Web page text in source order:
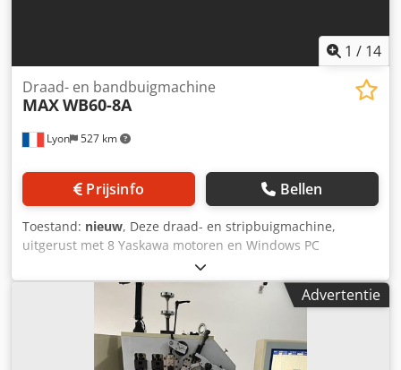
1 / 14
Lyon 527 km
Draad- en bandbuigmachine
MAXWB60-8A
Prijsinfo Bellen
Toestand: nieuw, Deze draad- en stripbuigmachine,
uitgerust met 8 Yaskawa motoren en Windows PC
numerieke besturing, is perfect voor het maken van grote
onderdelen in 2D of 3D. De voordelen van deze apparatuur
zijn onder andere lage gereedschapskosten, eenvoudige
programmering, lage onderhoudskosten, betrouwbaarheid
en dimensionale herhaalbaarheid van de geproduceerde
onderdelen. Crodpfx Aspiucxobxof
Advertentie